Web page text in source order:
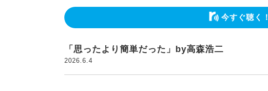
今すぐ聴く！
「思ったより簡単だった」by高森浩二
2026.6.4